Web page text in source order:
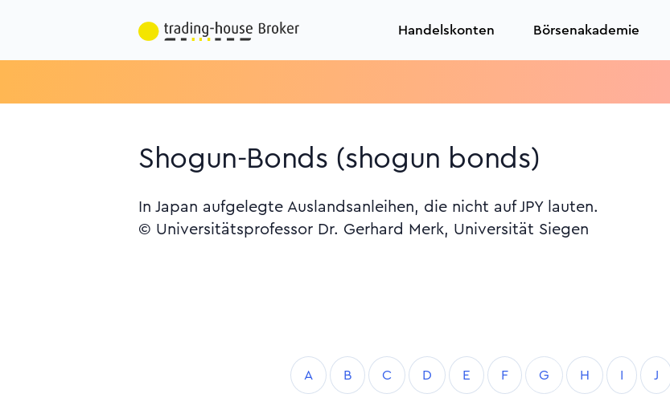
Handelskonten Börsenakademie
Shogun-Bonds (shogun bonds)
In Japan aufgelegte Auslandsanleihen, die nicht auf JPY lauten.
© Universitätsprofessor Dr. Gerhard Merk, Universität Siegen
A B C D E F G H I J